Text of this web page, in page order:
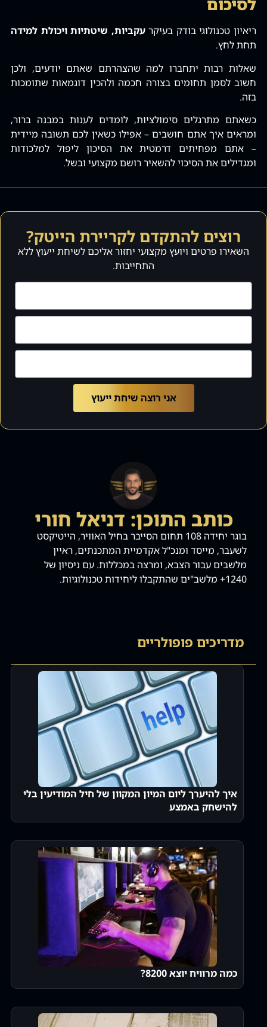
לסיכום
ריאיון טכנולוגי בודק בעיקרעקביות‚ שיטתיות ויכולת למידה
תחת לחץ.
שאלות רבות יתחברו למה שהצהרתם שאתם יודעים‚ ולכן
חשוב לסמן תחומים בצורה חכמה ולהכין דוגמאות שתומכות
בזה.
כשאתם מתרגלים סימולציות‚ לומדים לענות במבנה ברור‚
ומראים איך אתם חושבים – אפילו כשאין לכם תשובה מיידית
– אתם מפחיתים דרמטית את הסיכון ליפול למלכודות
ומגדילים את הסיכוי להשאיר רושם מקצועי ובשל.
רוצים להתקדם לקריירת הייטק?
השאירו פרטים ויועץ מקצועי יחזור אליכם לשיחת ייעוץ ללא
התחייבות.
אני רוצה שיחת ייעוץ
כותב התוכן: דניאל חורי
בוגר יחידה 108 תחום הסייבר בחיל האוויר, הייטיקסט
לשעבר, מייסד ומנכ"ל אקדמיית המתכנתים, ראיין
מלשבים עבור הצבא, ומרצה במכללות. עם ניסיון של
1240+ מלשב"ים שהתקבלו ליחידות טכנולוגיות.
מדריכים פופולריים
איך להיערך ליום המיון המקוון של חיל המודיעין בלי
להישחק באמצע
כמה מרוויח יוצא 8200?